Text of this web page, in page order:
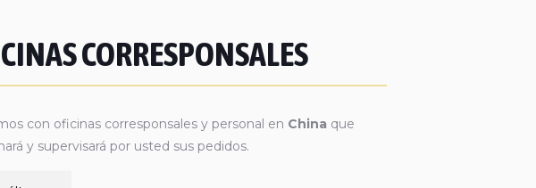
CORRESPONSALES
con oficinas corresponsales y personal en China que
y supervisará por usted sus pedidos.